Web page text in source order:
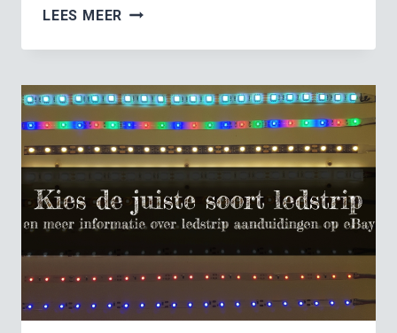
LEES MEER 5050
VS
RGB
LEDSTRIP
VERGELIJK